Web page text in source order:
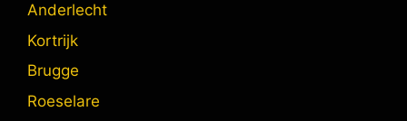
Anderlecht
Kortrijk
Brugge
Roeselare